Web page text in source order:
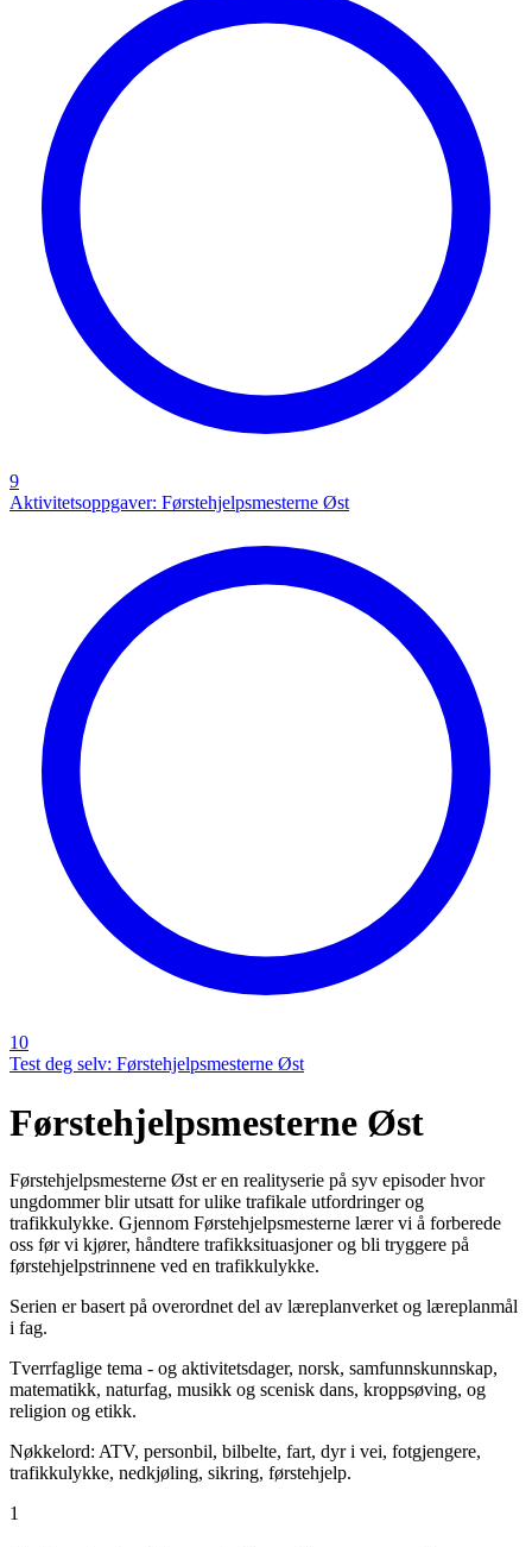
9
Aktivitetsoppgaver: Førstehjelpsmesterne Øst
10
Test deg selv: Førstehjelpsmesterne Øst
Førstehjelpsmesterne Øst
Førstehjelpsmesterne Øst er en realityserie på syv episoder hvor
ungdommer blir utsatt for ulike trafikale utfordringer og
trafikkulykke. Gjennom Førstehjelpsmesterne lærer vi å forberede
oss før vi kjører, håndtere trafikksituasjoner og bli tryggere på
førstehjelpstrinnene ved en trafikkulykke.
Serien er basert på overordnet del av læreplanverket og læreplanmål
i fag.
Tverrfaglige tema - og aktivitetsdager, norsk, samfunnskunnskap,
matematikk, naturfag, musikk og scenisk dans, kroppsøving, og
religion og etikk.
Nøkkelord: ATV, personbil, bilbelte, fart, dyr i vei, fotgjengere,
trafikkulykke, nedkjøling, sikring, førstehjelp.
1